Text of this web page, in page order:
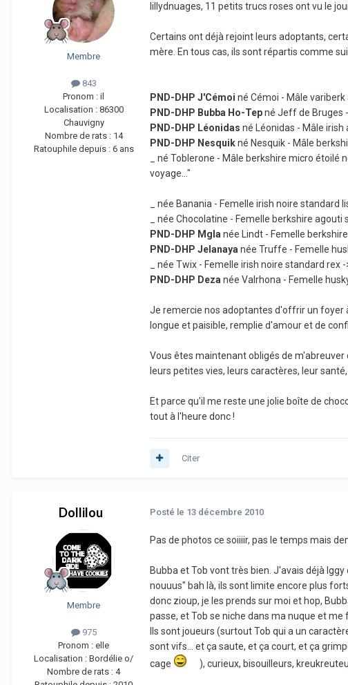
Membre
843
Pronom : il
Localisation : 86300
Chauvigny
Nombre de rats : 14
Ratouphile depuis : 6 ans
lillydnuages, 11 petits trucs roses ont vu le
Certains ont déjà rejoint leurs adoptants,
mère. En tous cas, ils sont répartis comme
PND-DHP J'Cémoi né Cémoi - Mâle
PND-DHP Bubba Ho-Tepné Jeff de Bruges
PND-DHP Léonidas né Léonidas - Mâle
PND-DHP Nesquikné Nesquik - Mâle
_ né Toblerone - Mâle berkshire micro étoilé
voyage..."
_ née Banania - Femelle irish noire
_ née Chocolatine - Femelle berkshire
PND-DHP Mgla née Lindt - Femelle
PND-DHP Jelanaya née Truffe - Femelle
_ née Twix - Femelle irish noire standard rex
PND-DHP Deza née Valrhona - Femelle
Je remercie nos adoptantes d'offrir un foyer
longue et paisible, remplie d'amour et de
Vous êtes maintenant obligés de
leurs petites vies, leurs caractères, leur
Et parce qu'il me reste une jolie boîte de
tout à l'heure donc !
Citer
Dollilou
Membre
975
Pronom : elle
Localisation : Bordélie o/
Nombre de rats : 4
Posté le 13 décembre 2010
Pas de photos ce soiiiir, pas le temps mais
Bubba et Tob vont très bien. J'avais déjà
nouuus" bah là, ils sont limite encore plus
donc zioup, je les prends sur moi et hop,
passe, et Tob se niche dans ma nuque et me
Ils sont joueurs (surtout Tob qui a un
sont vifs... et ça saute, et ça court, et ça
cage
), curieux, bisouilleurs,